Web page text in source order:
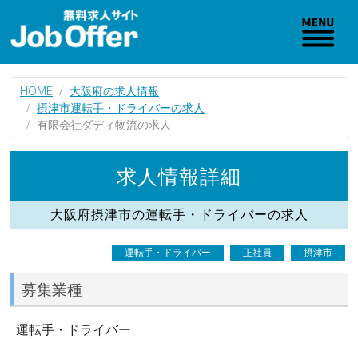
HOME
大阪府の求人情報
摂津市運転手・ドライバーの求人
有限会社ダディ物流の求人
求人情報詳細
大阪府摂津市の運転手・ドライバーの求人
運転手・ドライバー 正社員 摂津市
募集業種
運転手・ドライバー